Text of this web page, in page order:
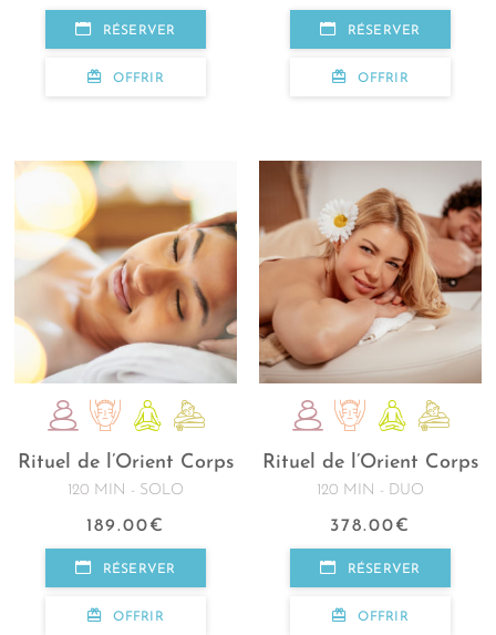
RÉSERVER
OFFRIR
RÉSERVER
OFFRIR
Rituel de l’Orient Corps
120 MIN - SOLO
189.00€
RÉSERVER
OFFRIR
Rituel de l’Orient Corps
120 MIN - DUO
378.00€
RÉSERVER
OFFRIR